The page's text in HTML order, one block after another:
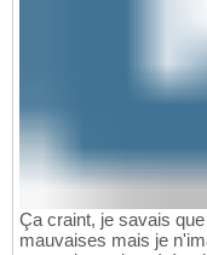
Ça craint, je savais
mauvaises mais je